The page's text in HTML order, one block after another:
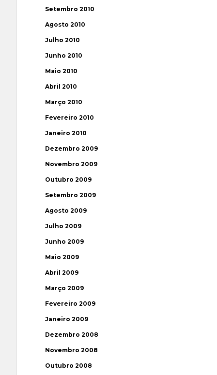
Setembro 2010
Agosto 2010
Julho 2010
Junho 2010
Maio 2010
Abril 2010
Março 2010
Fevereiro 2010
Janeiro 2010
Dezembro 2009
Novembro 2009
Outubro 2009
Setembro 2009
Agosto 2009
Julho 2009
Junho 2009
Maio 2009
Abril 2009
Março 2009
Fevereiro 2009
Janeiro 2009
Dezembro 2008
Novembro 2008
Outubro 2008